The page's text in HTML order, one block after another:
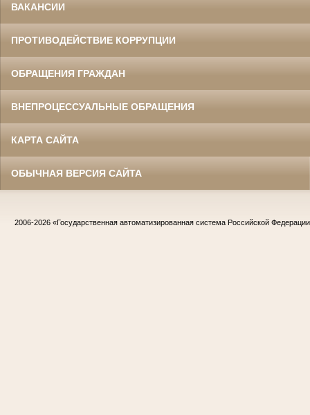
ВАКАНСИИ
ПРОТИВОДЕЙСТВИЕ КОРРУПЦИИ
ОБРАЩЕНИЯ ГРАЖДАН
ВНЕПРОЦЕССУАЛЬНЫЕ ОБРАЩЕНИЯ
КАРТА САЙТА
ОБЫЧНАЯ ВЕРСИЯ САЙТА
2006-2026 «Государственная автоматизированная система Российской